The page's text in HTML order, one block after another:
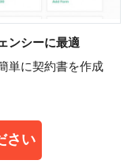
ンシーに最適
単に契約書を作成
さい